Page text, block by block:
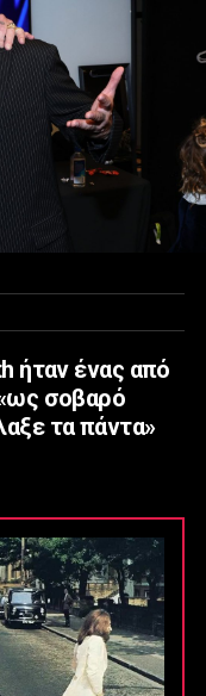
ήταν ένας από
σοβαρό
τα πάντα»